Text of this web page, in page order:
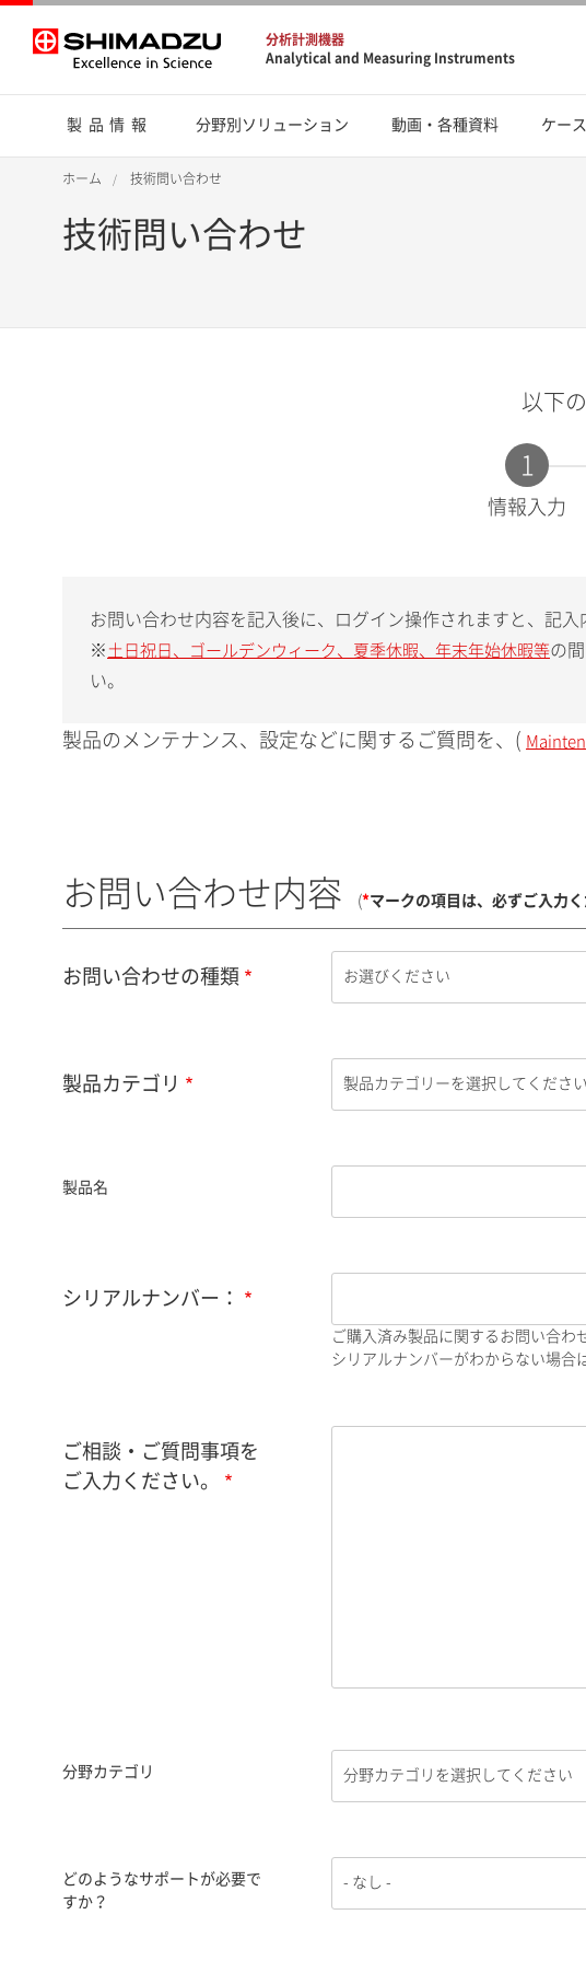
分析計測機器
Analytical and Measuring Instruments
製品情報 分野別ソリューション 動画・各種資料 ケー
ホーム 技術問い合わせ
技術問い合わせ
以下
1
現
情報入力
お問い合わせ内容を記入後に、ログイン操作されますと、記入
※ 土日祝日、ゴールデンウィーク、夏季休暇、年末年始休暇等の
い。
製品のメンテナンス、設定などに関するご質問を、(
お問い合わせ内容 (*マークの項目は、必ずご入力
お問い合わせの種類
製品カテゴリ
製品名
シリアルナンバー：
ご購入済み製品に関するお問い合わ
シリアルナンバーがわからない場合
ご相談・ご質問事項を
ご入力ください。
分野カテゴリ
どのようなサポートが必要で
すか？